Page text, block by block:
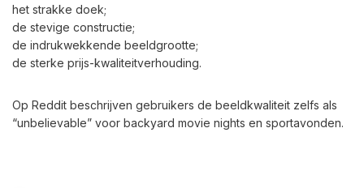
het strakke doek;
de stevige constructie;
de indrukwekkende beeldgrootte;
de sterke prijs-kwaliteitverhouding.
Op Reddit beschrijven gebruikers de beeldkwaliteit zelfs als
“unbelievable” voor backyard movie nights en sportavonden.